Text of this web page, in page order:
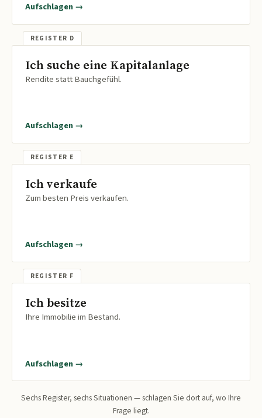
Aufschlagen →
Ich suche eine Kapitalanlage
Rendite statt Bauchgefühl.
Aufschlagen →
Ich verkaufe
Zum besten Preis verkaufen.
Aufschlagen →
Ich besitze
Ihre Immobilie im Bestand.
Aufschlagen →
Sechs Register, sechs Situationen — schlagen Sie dort auf, wo Ihre
Frage liegt.